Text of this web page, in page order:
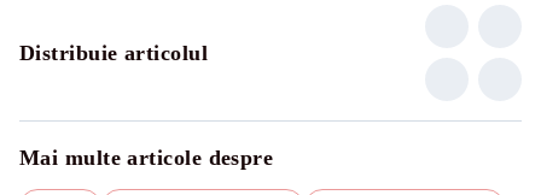
Distribuie articolul
Mai multe articole despre